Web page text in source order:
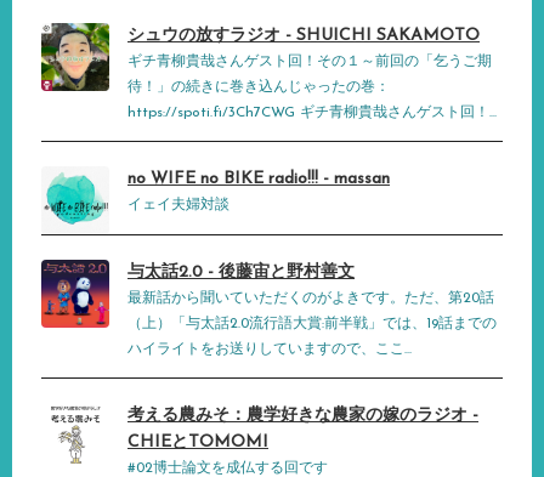
シュウの放すラジオ - SHUICHI SAKAMOTO
ギチ青柳貴哉さんゲスト回！その１～前回の「乞うご期
待！」の続きに巻き込んじゃったの巻：
https://spoti.fi/3Ch7CWG ギチ青柳貴哉さんゲスト回！...
no WIFE no BIKE radio!!! - massan
イェイ夫婦対談
与太話2.0 - 後藤宙と野村善文
最新話から聞いていただくのがよきです。ただ、第20話
（上）「与太話2.0流行語大賞:前半戦」では、19話までの
ハイライトをお送りしていますので、ここ...
考える農みそ：農学好きな農家の嫁のラジオ -
CHIEとTOMOMI
#02博士論文を成仏する回です